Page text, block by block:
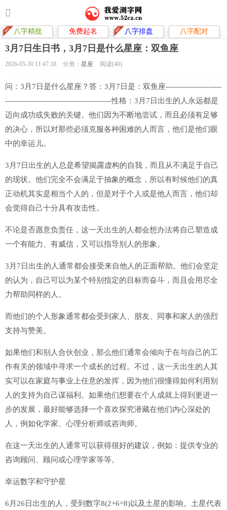
八字精批 免费起名 八字排盘 八字配对
3月7日生日书，3月7日是什么星座：双鱼座
2026-05-30 11:47:18 分类： 星座 阅读(40)
问：3月7日是什么星座？答：3月7日是：双鱼座----------------------
------------------------------------------性格：3月7日出生的人永远都是
迈向成功或失败的关键。他们因为不断地尝试，而且必须有足够
的决心，所以对那些必须克服各种困难的人而言，他们是他们眼
中的幸运儿。
3月7日出生的人总是希望揭露虚构的自我，而且从不满足于自己
的现状。他们完全不会满足于抽象的概念，所以有时候他们的真
正动机其实是相当个人的，但是对于个人或是他人而言，他们却
会觉得自己十分具有攻击性。
不论是否愿意负责任，这一天出生的人都会想办法将自己塑造成
一个有能力、有威信，又可以指导别人的形象。
3月7日出生的人通常都会接受来自他人的正面帮助。他们会坚定
的认为，自己可以为某个特别指定的目标而奋斗，而且会用尽全
力帮助同样的人。
而他们的个人形象通常都会受到家人、朋友、同事和家人的强烈
支持与赞美。
如果他们和别人合伙创业，那么他们通常会倾向于在与自己的工
作有关的领域中寻求一个成长的过程。不过，这一天出生的人其
实可以在家庭与事业上任意的发挥，因为他们很懂得如何利用别
人的支持为自己谋福利。如果他们想要在个人成就上得到更进一
步的发展，最好能够选择一个喜欢探究潜藏在他们内心深处的
人，例如化学家、心理分析师或咨询师。
在这一天出生的人通常可以获得很好的建议，例如：提供专业的
咨询顾问、顾问或心理学家等等。
幸运数字和守护星
6月26日出生的人，受到数字8(2+6=8)以及土星的影响。土星代表